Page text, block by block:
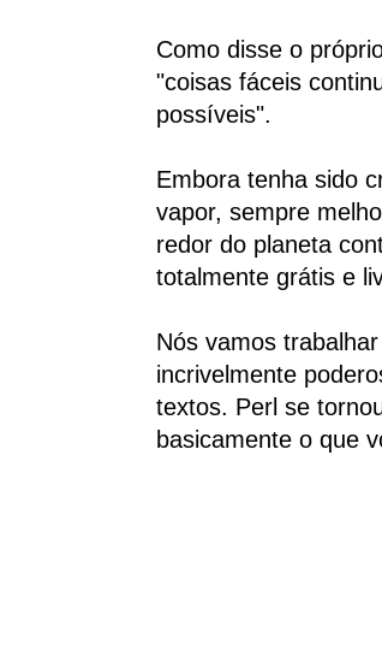
Como disse o
"coisas fáceis
possíveis".
Embora tenha sido
vapor, sempre
redor do planeta
totalmente grátis e
Nós vamos
incrivelmente
textos. Perl se
basicamente o que